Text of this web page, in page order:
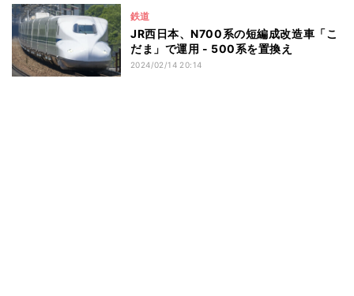
鉄道
JR西日本、N700系の短編成改造車「こ
だま」で運用 - 500系を置換え
2024/02/14 20:14